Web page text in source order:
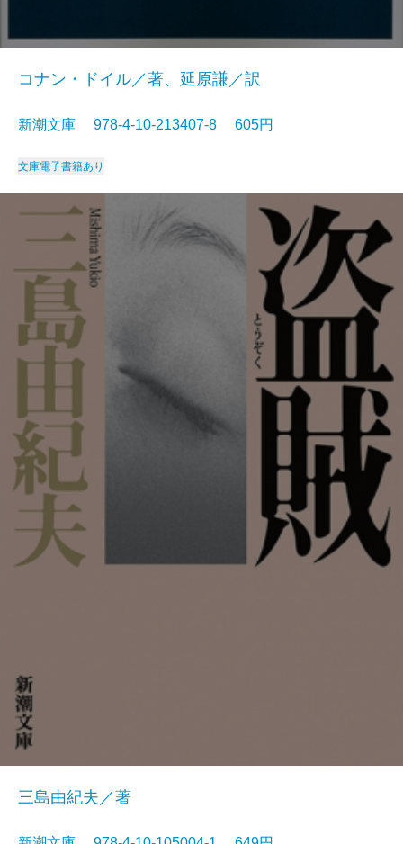
コナン・ドイル／著、延原謙／訳
新潮文庫 978-4-10-213407-8 605円
文庫電子書籍あり
三島由紀夫／著